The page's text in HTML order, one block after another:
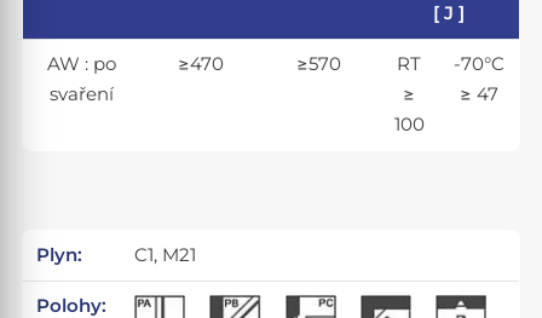
[ J ]
AW : po
svaření
≥470 ≥570
RT
≥
100
-70°C
≥ 47
Plyn: C1, M21
Polohy: